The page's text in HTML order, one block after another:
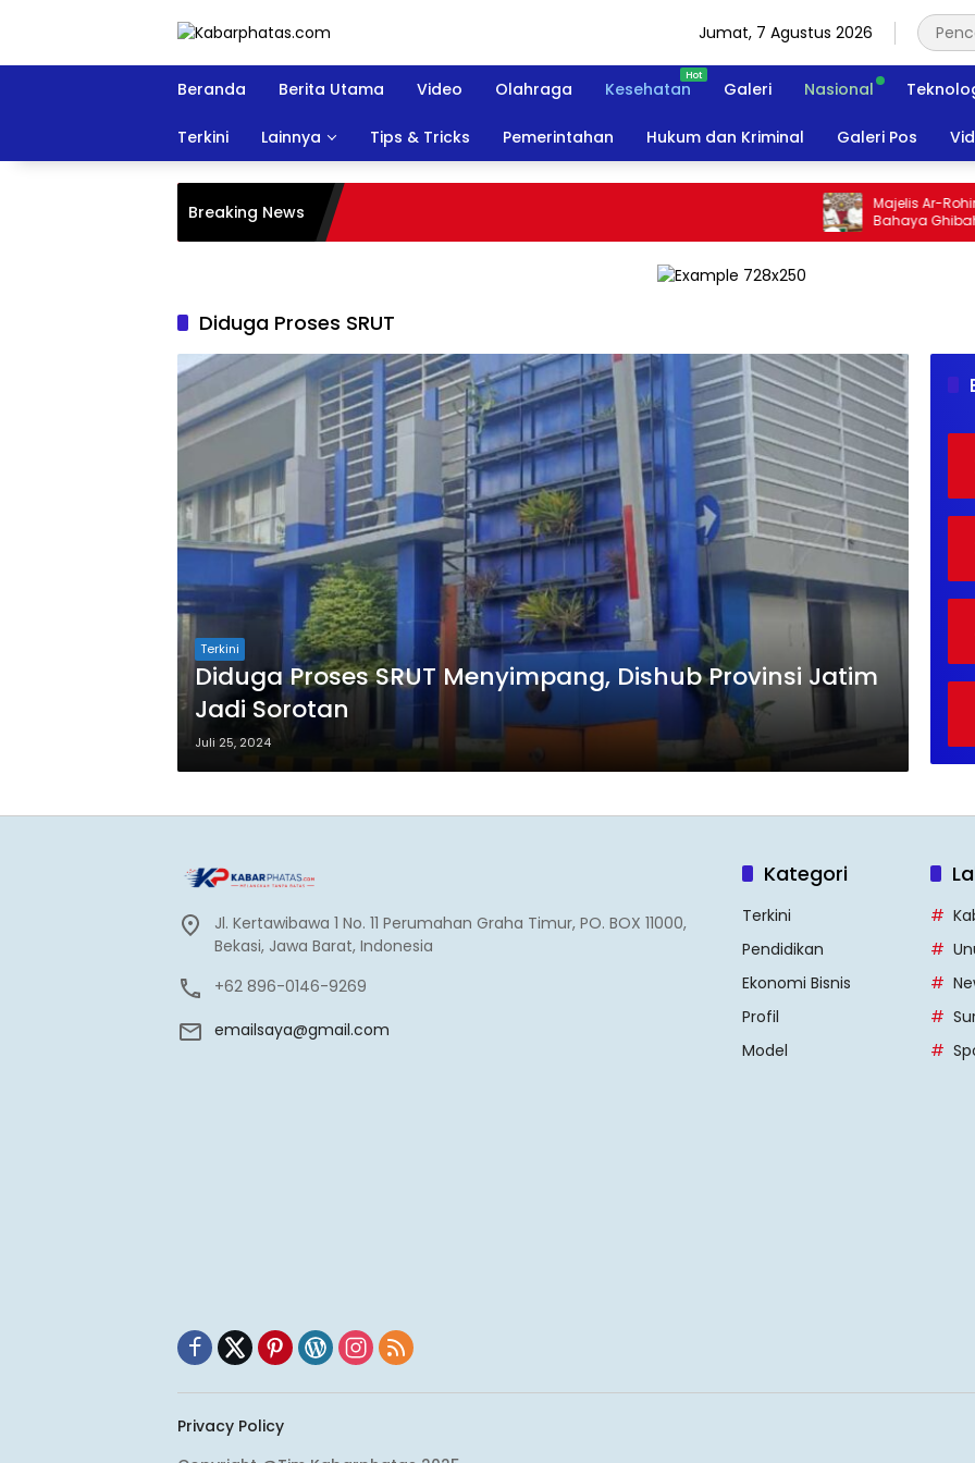
Jumat, 7 Agustus 2026
Beranda Berita Utama Video Olahraga Kesehatan Galeri Nasional
Terkini Lainnya Tips & Tricks Pemerintahan Hukum dan Kriminal Galeri Pos
Breaking News
Majelis Ar-Rohimin
Bahaya Ghibah dan
Diduga Proses SRUT
Terkini
Diduga Proses SRUT Menyimpang, Dishub Provinsi Jatim
Jadi Sorotan
Juli 25, 2024
Jl. Kertawibawa 1 No. 11 Perumahan Graha Timur, PO. BOX 11000,
Bekasi, Jawa Barat, Indonesia
+62 896-0146-9269
emailsaya@gmail.com
Kategori
Terkini
Pendidikan
Ekonomi Bisnis
Profil
Model
Privacy Policy